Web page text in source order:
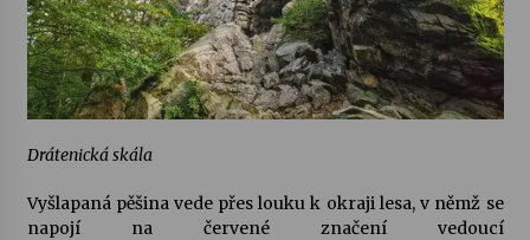
Drátenická skála
Vyšlapaná pěšina vede přes louku k okraji lesa, v němž se
napojí na červené značení vedoucí